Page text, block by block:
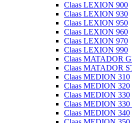
Claas LEXION 900
Claas LEXION 930
Claas LEXION 950
Claas LEXION 960
Claas LEXION 970
Claas LEXION 990
Claas MATADOR
Claas MATADOR
Claas MEDION 310
Claas MEDION 320
Claas MEDION 330
Claas MEDION 330
Claas MEDION 340